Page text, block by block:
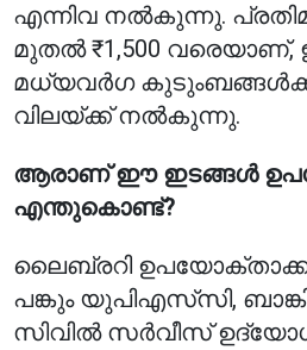
എന്നിവ നൽകുന്നു.
മുതൽ ₹1,500
മധ്യവർഗ
വിലയ്ക്ക് നൽകുന്നു.
ആരാണ് ഈ ഇടങ്ങൾ
എന്തുകൊണ്ട്?
ലൈബ്രറി
പങ്കും യുപിഎസ്‌സി,
സിവിൽ സർവീസ്